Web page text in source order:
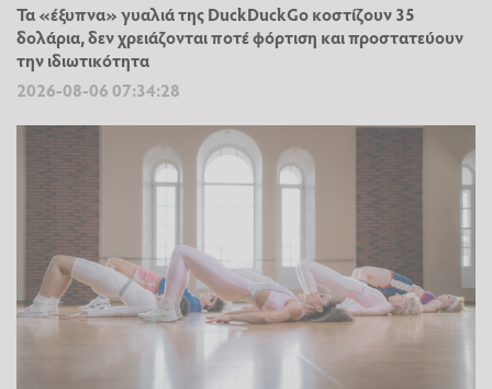
Τα «έξυπνα» γυαλιά της DuckDuckGo κοστίζουν 35
δολάρια, δεν χρειάζονται ποτέ φόρτιση και προστατεύουν
την ιδιωτικότητα
2026-08-06 07:34:28